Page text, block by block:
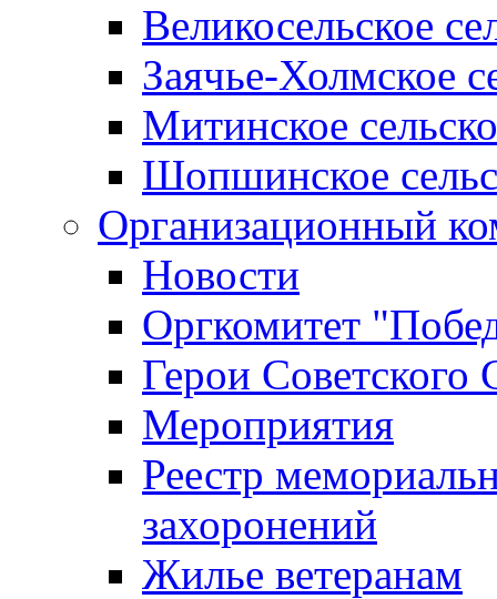
Великосельское
Заячье-Холмское
Митинское
Шопшинское
Организационный
Новости
Оргкомитет
Герои Советского
Мероприятия
Реестр
захоронений
Жилье ветеранам